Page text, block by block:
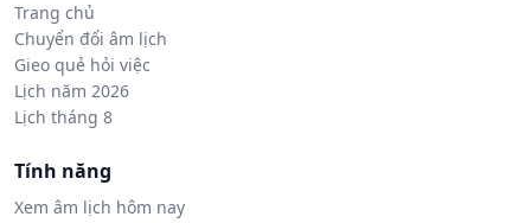
Trang chủ
Chuyển đổi âm lịch
Gieo quẻ hỏi việc
Lịch năm 2026
Lịch tháng 8
Tính năng
Xem âm lịch hôm nay